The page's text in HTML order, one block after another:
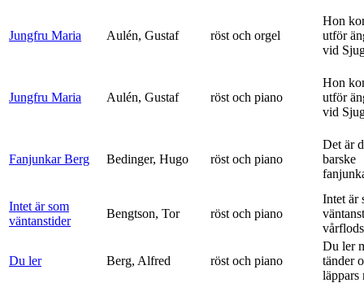
Jungfru Maria Aulén, Gustaf röst och orgel
Hon
utför
vid
Jungfru Maria Aulén, Gustaf röst och piano
Hon
utför
vid
Fanjunkar Berg Bedinger, Hugo röst och piano
Det är
barske
Intet är som
väntanstider
Bengtson, Tor röst och piano
Intet är
Du ler Berg, Alfred röst och piano
Du ler
tänder
läppars